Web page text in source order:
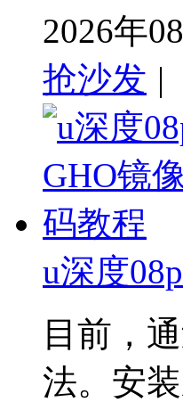
2026年
抢沙发 |
u深度
目前，
法。安